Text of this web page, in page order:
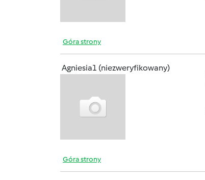
Góra strony
Agniesia1 (niezweryfikowany)
Góra strony